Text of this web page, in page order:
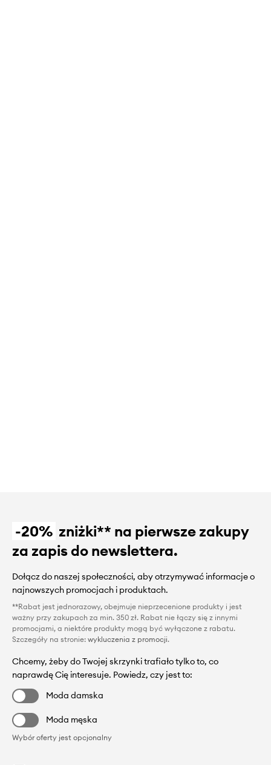
-20% zniżki** na pierwsze zakupy
za zapis do newslettera.
Dołącz do naszej społeczności, aby otrzymywać informacje o
najnowszych promocjach i produktach.
**Rabat jest jednorazowy, obejmuje nieprzecenione produkty i jest
ważny przy zakupach za min. 350 zł. Rabat nie łączy się z innymi
promocjami, a niektóre produkty mogą być wyłączone z rabatu.
Szczegóły na stronie: wykluczenia z promocji.
Chcemy, żeby do Twojej skrzynki trafiało tylko to, co
naprawdę Cię interesuje. Powiedz, czy jest to:
Moda damska
Moda męska
Wybór oferty jest opcjonalny